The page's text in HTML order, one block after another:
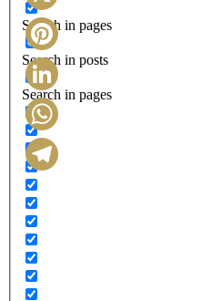
Search in pages
Search in posts
Search in pages
X
Pinterest
LinkedIn
WhatsApp
Telegram